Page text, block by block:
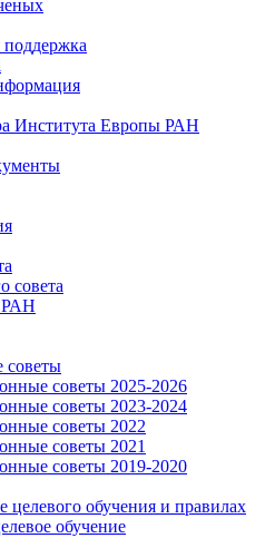
Института Европы РАН
совета
РАН
советы
советы 2025-2026
советы 2023-2024
советы 2022
советы 2021
советы 2019-2020
целевого обучения и правилах
обучение